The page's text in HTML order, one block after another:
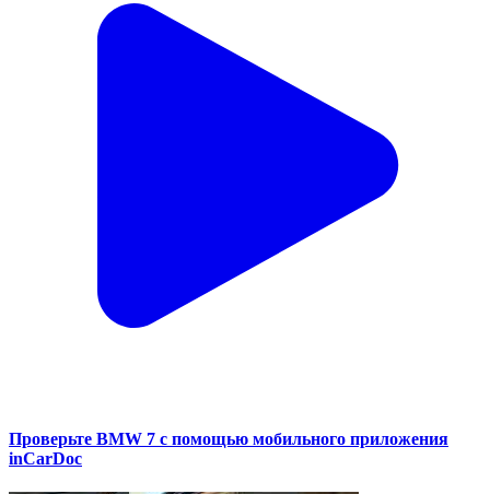
Проверьте BMW 7 с помощью мобильного приложения
inCarDoc